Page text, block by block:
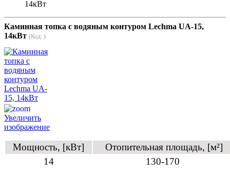
14кВт
Каминная топка с водяным контуром Lechma UA-15,
14кВт (Код: )
Увеличить
изображение
Мощность, [кВт]
Отопительная площадь, [м²]
14
130-170